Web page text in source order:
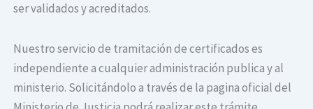
ser validados y acreditados.
Nuestro servicio de tramitación de certificados es
independiente a cualquier administración publica y al
ministerio. Solicitándolo a través de la pagina oficial del